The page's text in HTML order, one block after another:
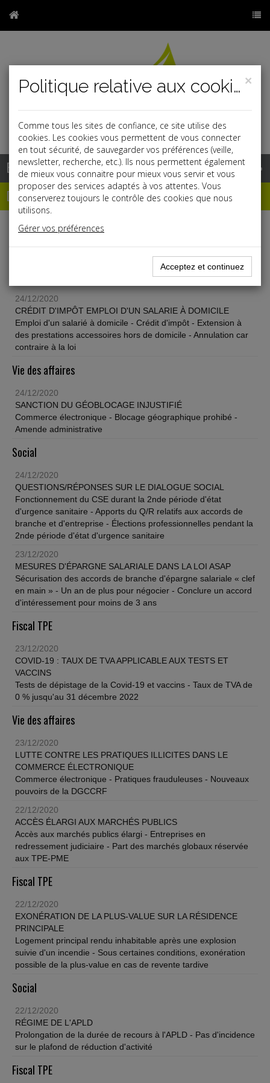
r
Base documentaire
Dépêches
Liste des dernières dépêches
24/12/2020
CRÉDIT D'IMPÔT EMPLOI D'UN SALARIE À DOMICILE
Emploi d'un salarié à domicile - Crédit d'impôt - Extension à
des prestations accessoires hors de domicile - Annulation car
contraire à la loi
Vie des affaires
24/12/2020
SANCTION DU GÉOBLOCAGE INJUSTIFIÉ
Commerce électronique - Blocage géographique prohibé -
Amende administrative
Social
24/12/2020
QUESTIONS/RÉPONSES SUR LE DIALOGUE SOCIAL
Fonctionnement du CSE durant la 2nde période d'état
d'urgence sanitaire - Apports du Q/R relatifs aux accords de
branche et d'entreprise - Élections professionnelles pendant la
2nde période d'état d'urgence sanitaire
23/12/2020
MESURES D'ÉPARGNE SALARIALE DANS LA LOI ASAP
Sécurisation des accords de branche d'épargne salariale « clef
en main » - Un an de plus pour négocier - Conclure un accord
d'intéressement pour moins de 3 ans
Fiscal TPE
23/12/2020
COVID-19 : TAUX DE TVA APPLICABLE AUX TESTS ET
VACCINS
Tests de dépistage de la Covid-19 et vaccins - Taux de TVA de
0 % jusqu'au 31 décembre 2022
Vie des affaires
23/12/2020
LUTTE CONTRE LES PRATIQUES ILLICITES DANS LE
COMMERCE ÉLECTRONIQUE
Commerce électronique - Pratiques frauduleuses - Nouveaux
pouvoirs de la DGCCRF
22/12/2020
ACCÈS ÉLARGI AUX MARCHÉS PUBLICS
Accès aux marchés publics élargi - Entreprises en
redressement judiciaire - Part des marchés globaux réservée
aux TPE-PME
Fiscal TPE
22/12/2020
EXONÉRATION DE LA PLUS-VALUE SUR LA RÉSIDENCE
PRINCIPALE
Logement principal rendu inhabitable après une explosion
suivie d'un incendie - Sous certaines conditions, exonération
possible de la plus-value en cas de revente tardive
Social
22/12/2020
RÉGIME DE L'APLD
Prolongation de la durée de recours à l'APLD - Pas d'incidence
sur le plafond de réduction d'activité
Fiscal TPE
×
Politique relative aux cookies
Comme tous les sites de confiance, ce site utilise des
cookies. Les cookies vous permettent de vous connecter
en tout sécurité, de sauvegarder vos préférences (veille,
newsletter, recherche, etc.). Ils nous permettent également
de mieux vous connaitre pour mieux vous servir et vous
proposer des services adaptés à vos attentes. Vous
conserverez toujours le contrôle des cookies que nous
utilisons.
Gérer vos préférences
Acceptez et continuez